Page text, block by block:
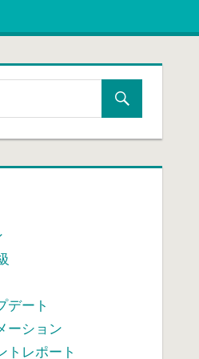
デート
ーション
トレポート